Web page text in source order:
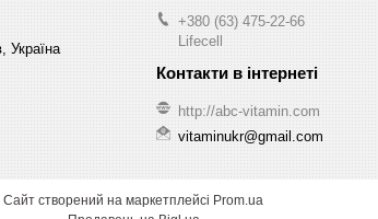
Україна
+380 (63) 475-22-66
Lifecell
http://abc-vitamin.com
vitaminukr@gmail.com
Сайт створений на маркетплейсі Prom.ua